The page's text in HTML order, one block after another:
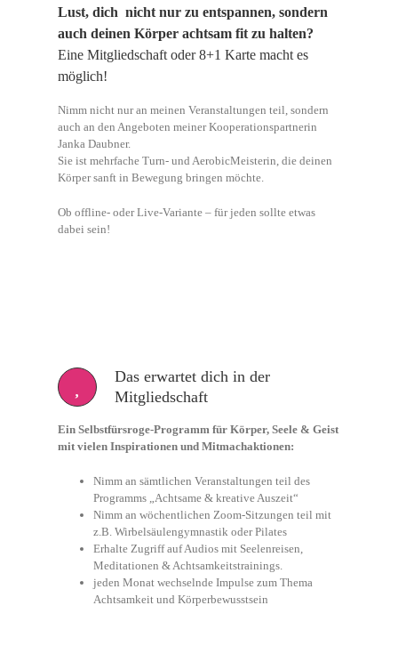
Lust, dich nicht nur zu entspannen, sondern
auch deinen Körper achtsam fit zu halten?
Eine Mitgliedschaft oder 8+1 Karte macht es
möglich!
Nimm nicht nur an meinen Veranstaltungen teil, sondern
auch an den Angeboten meiner Kooperationspartnerin
Janka Daubner.
Sie ist mehrfache Turn- und AerobicMeisterin, die deinen
Körper sanft in Bewegung bringen möchte.
Ob offline- oder Live-Variante – für jeden sollte etwas
dabei sein!
Das erwartet dich in der
Mitgliedschaft
Ein Selbstfürsroge-Programm für Körper, Seele & Geist
mit vielen Inspirationen und Mitmachaktionen:
Nimm an sämtlichen Veranstaltungen teil des
Programms „Achtsame & kreative Auszeit“
Nimm an wöchentlichen Zoom-Sitzungen teil mit
z.B. Wirbelsäulengymnastik oder Pilates
Erhalte Zugriff auf Audios mit Seelenreisen,
Meditationen & Achtsamkeitstrainings.
jeden Monat wechselnde Impulse zum Thema
Achtsamkeit und Körperbewusstsein